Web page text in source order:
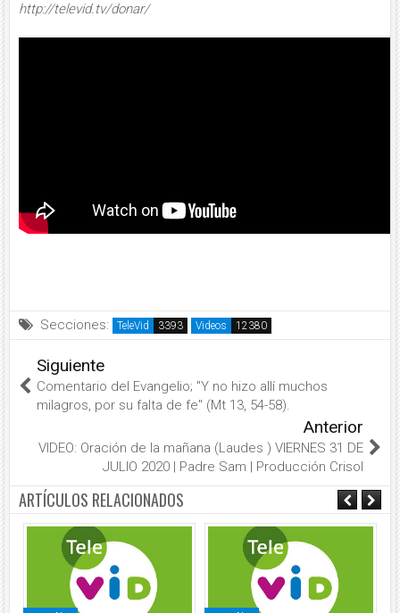
http://televid.tv/donar/
Secciones: TeleVid Videos
Siguiente
Comentario del Evangelio; "Y no hizo allí muchos
milagros, por su falta de fe" (Mt 13, 54-58).
Anterior
VIDEO: Oración de la mañana (Laudes ) VIERNES 31 DE
JULIO 2020 | Padre Sam | Producción Crisol
ARTÍCULOS RELACIONADOS